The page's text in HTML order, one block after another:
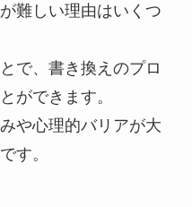
難しい理由はいくつ
で、書き換えのプロ
ができます。
や心理的バリアが大
す。